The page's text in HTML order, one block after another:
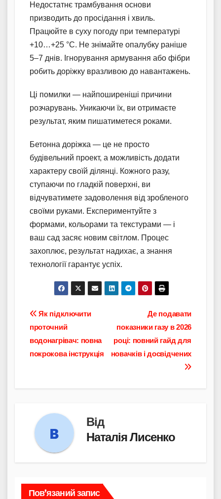
Недостатнє трамбування основи
призводить до просідання і хвиль.
Працюйте в суху погоду при температурі
+10…+25 °C. Не знімайте опалубку раніше
5–7 днів. Ігнорування армування або фібри
робить доріжку вразливою до навантажень.
Ці помилки — найпоширеніші причини
розчарувань. Уникаючи їх, ви отримаєте
результат, яким пишатиметеся роками.
Бетонна доріжка — це не просто
будівельний проект, а можливість додати
характеру своїй ділянці. Кожного разу,
ступаючи по гладкій поверхні, ви
відчуватимете задоволення від зробленого
своїми руками. Експериментуйте з
формами, кольорами та текстурами — і
ваш сад засяє новим світлом. Процес
захоплює, результат надихає, а знання
технології гарантує успіх.
Навігація
записів
Де подавати
показники газу в 2026
році: повний гайд для
новачків і досвідчених
Як підключити
проточний
водонагрівач: повна
покрокова інструкція
Від
Наталія Лисенко
Пов’язаний запис